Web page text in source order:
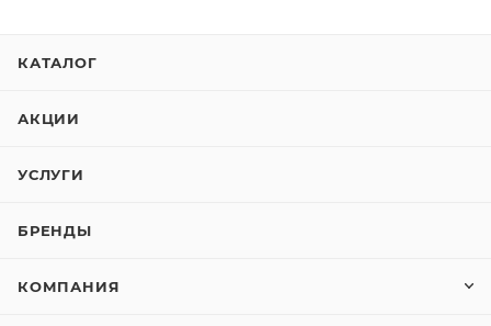
КАТАЛОГ
АКЦИИ
УСЛУГИ
БРЕНДЫ
КОМПАНИЯ